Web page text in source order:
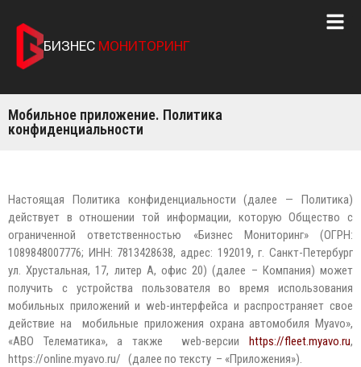
БИЗНЕС МОНИТОРИНГ
Мобильное приложение. Политика
конфиденциальности
Настоящая Политика конфиденциальности (далее — Политика)
действует в отношении той информации, которую Общество с
ограниченной ответственностью «Бизнес Мониторинг» (ОГРН:
1089848007776; ИНН: 7813428638, адрес: 192019, г. Санкт-Петербург
ул. Хрустальная, 17, литер А, офис 20) (далее – Компания) может
получить с устройства пользователя во время использования
мобильных приложений и web-интерфейса и распространяет свое
действие на мобильные приложения охрана автомобиля Myavo»,
«АВО Телематика», а также web-версии https://fleet.myavo.ru,
https://online.myavo.ru/ (далее по тексту – «Приложения»).